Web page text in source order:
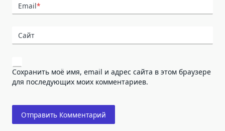
Email*
Сайт
Сохранить моё имя, email и адрес сайта в этом браузере
для последующих моих комментариев.